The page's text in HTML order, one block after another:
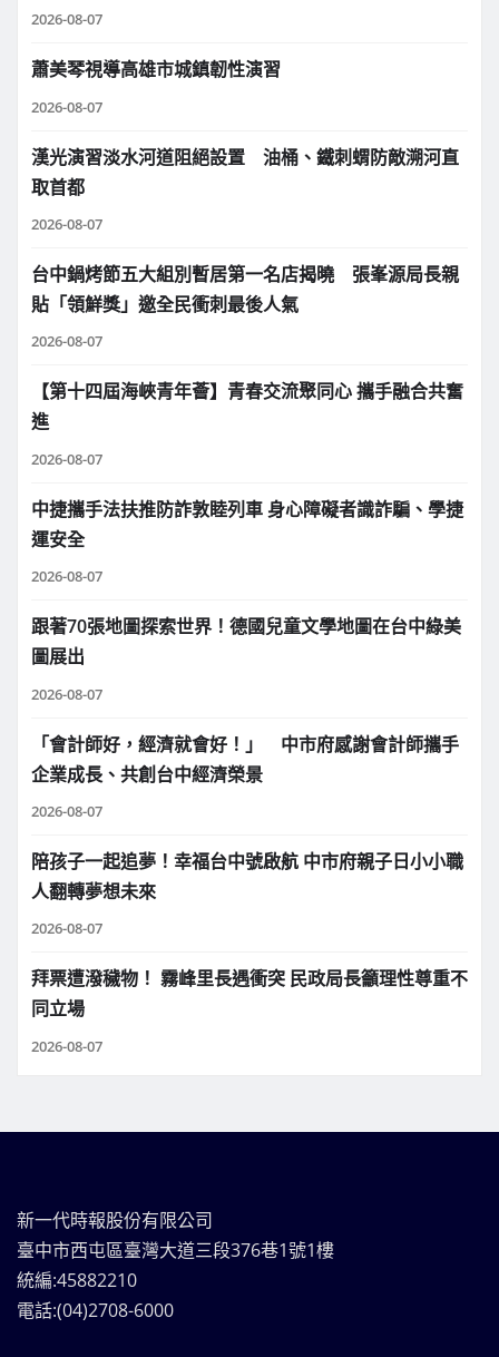
2026-08-07
蕭美琴視導高雄市城鎮韌性演習
2026-08-07
漢光演習淡水河道阻絕設置 油桶、鐵刺蝟防敵溯河直
取首都
2026-08-07
台中鍋烤節五大組別暫居第一名店揭曉 張峯源局長親
貼「領鮮獎」邀全民衝刺最後人氣
2026-08-07
【第十四屆海峽青年薈】青春交流聚同心 攜手融合共奮
進
2026-08-07
中捷攜手法扶推防詐敦睦列車 身心障礙者識詐騙、學捷
運安全
2026-08-07
跟著70張地圖探索世界！德國兒童文學地圖在台中綠美
圖展出
2026-08-07
「會計師好，經濟就會好！」 中市府感謝會計師攜手
企業成長、共創台中經濟榮景
2026-08-07
陪孩子一起追夢！幸福台中號啟航 中市府親子日小小職
人翻轉夢想未來
2026-08-07
拜票遭潑穢物！ 霧峰里長遇衝突 民政局長籲理性尊重不
同立場
2026-08-07
新一代時報股份有限公司
臺中市西屯區臺灣大道三段376巷1號1樓
統編:45882210
電話:(04)2708-6000